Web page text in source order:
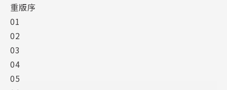
重版序
01
02
03
04
05